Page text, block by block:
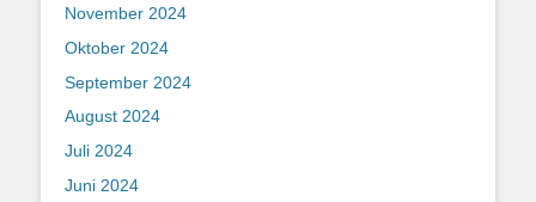
November 2024
Oktober 2024
September 2024
August 2024
Juli 2024
Juni 2024